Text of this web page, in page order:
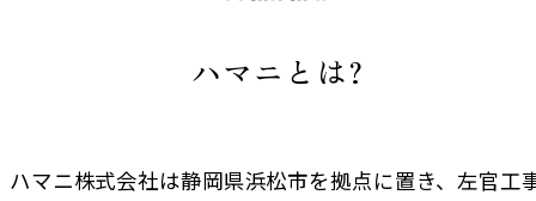
ハマニとは?
ハマニ株式会社は静岡県浜松市を拠点に置き、左官工